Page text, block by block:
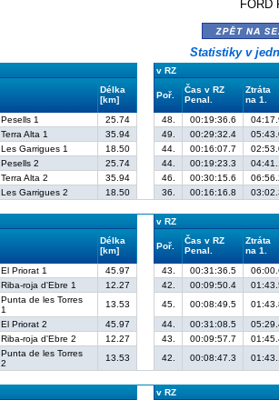
FORD
zpět na
Statistiky v
v RZ
Délka
[km]
Poř.
Čas v RZ
Penal.
Ztráta
na 1.
Pesells 1 25.74 48. 00:19:36.6
Terra Alta 1 35.94 49. 00:29:32.4
Les Garrigues 1 18.50 44. 00:16:07.7
Pesells 2 25.74 44. 00:19:23.3
Terra Alta 2 35.94 46. 00:30:15.6
Les Garrigues 2 18.50 36. 00:16:16.8
v RZ
Délka
[km]
Poř.
Čas v RZ
Penal.
Ztráta
na 1.
El Priorat 1 45.97 43. 00:31:36.5
Riba-roja d'Ebre 1 12.27 42. 00:09:50.4
Punta de les Torres
1
13.53 45. 00:08:49.5
El Priorat 2 45.97 44. 00:31:08.5
Riba-roja d'Ebre 2 12.27 43. 00:09:57.7
Punta de les Torres
2
13.53 42. 00:08:47.3
v RZ